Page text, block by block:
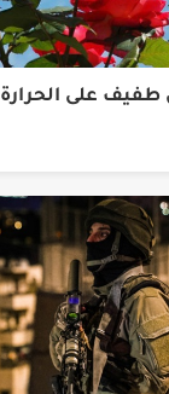
على الحرارة